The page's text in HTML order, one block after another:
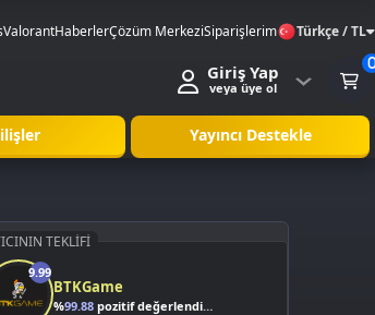
ValorantHaberlerÇözüm MerkeziSiparişlerim Türkçe / TL
Giriş Yap
veya üye ol
Yayıncı Destekle
TEKLIFI
9.99
BTKGame
%99.88pozitif değerlendirme